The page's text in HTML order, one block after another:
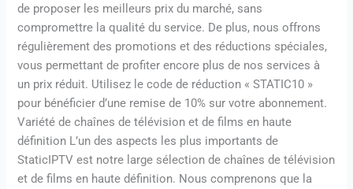
de proposer les meilleurs prix du marché, sans
compromettre la qualité du service. De plus, nous offrons
régulièrement des promotions et des réductions spéciales,
vous permettant de profiter encore plus de nos services à
un prix réduit. Utilisez le code de réduction « STATIC10 »
pour bénéficier d’une remise de 10% sur votre abonnement.
Variété de chaînes de télévision et de films en haute
définition L’un des aspects les plus importants de
StaticIPTV est notre large sélection de chaînes de télévision
et de films en haute définition. Nous comprenons que la